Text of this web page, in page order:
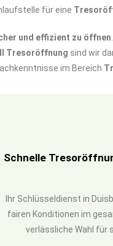
für eine
und effizient zu öffnen
Tresoröffnung sind wir
im Bereich
Schnelle
Ihr Schlüsseldienst in
fairen Konditionen im
verlässliche Wahl für